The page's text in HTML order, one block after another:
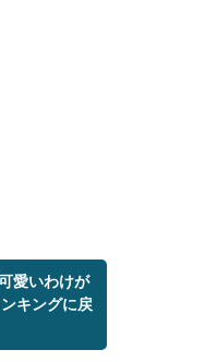
愛いわけが
キングに戻